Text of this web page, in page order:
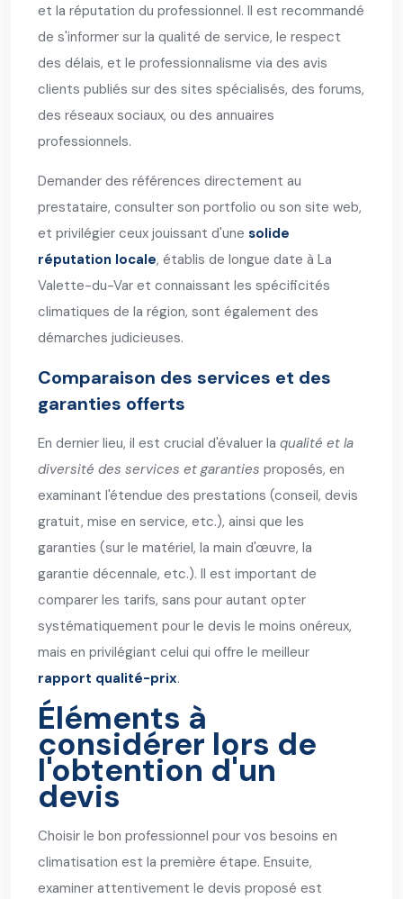
et la réputation du professionnel. Il est recommandé
de s'informer sur la qualité de service, le respect
des délais, et le professionnalisme via des avis
clients publiés sur des sites spécialisés, des forums,
des réseaux sociaux, ou des annuaires
professionnels.
Demander des références directement au
prestataire, consulter son portfolio ou son site web,
et privilégier ceux jouissant d'une solide
réputation locale, établis de longue date à La
Valette-du-Var et connaissant les spécificités
climatiques de la région, sont également des
démarches judicieuses.
Comparaison des services et des
garanties offerts
En dernier lieu, il est crucial d'évaluer la qualité et la
diversité des services et garanties proposés, en
examinant l'étendue des prestations (conseil, devis
gratuit, mise en service, etc.), ainsi que les
garanties (sur le matériel, la main d'œuvre, la
garantie décennale, etc.). Il est important de
comparer les tarifs, sans pour autant opter
systématiquement pour le devis le moins onéreux,
mais en privilégiant celui qui offre le meilleur
rapport qualité-prix.
Éléments à
considérer lors de
l'obtention d'un
devis
Choisir le bon professionnel pour vos besoins en
climatisation est la première étape. Ensuite,
examiner attentivement le devis proposé est